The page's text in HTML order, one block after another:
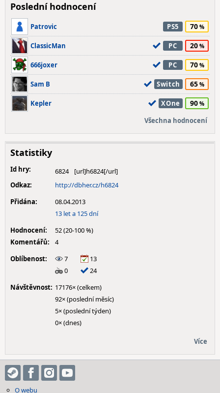
Poslední hodnocení
Patrovic PS5 70
ClassicMan PC 20
666joxer PC 70
Sam B Switch 65
Kepler XOne 90
Všechna hodnocení
Statistiky
Id hry:
6824
Odkaz:
http://dbher.cz/h6824
Přidána:
08.04.2013
13 let a 125 dní
Hodnocení:
52 (20-100 %)
Komentářů:
4
Oblíbenost:
7
13
0
24
Návštěvnost: 17176× (celkem)
92× (poslední měsíc)
5× (poslední týden)
0× (dnes)
Více
O webu